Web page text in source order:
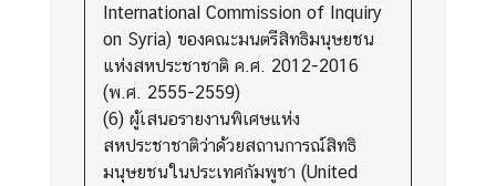
International Commission of Inquiry
on Syria) ของคณะมนตรีสิทธิมนุษยชน
แห่งสหประชาชาติ ค.ศ. 2012-2016
(พ.ศ. 2555-2559)
(6) ผู้เสนอรายงานพิเศษแห่ง
สหประชาชาติว่าด้วยสถานการณ์สิทธิ
มนุษยชนในประเทศกัมพูชา (United